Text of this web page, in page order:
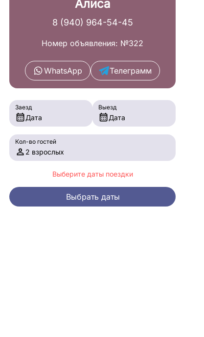
Алиса
8 (940) 964-54-45
Номер объявления: №322
WhatsApp Телеграмм
Заезд
Дата
Выезд
Дата
Кол-во гостей
2 взрослых
Выберите даты поездки
Выбрать даты